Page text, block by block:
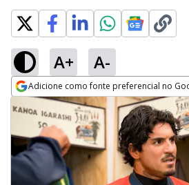
A+ A-
Adicione como fonte preferencial no
Opens in new window